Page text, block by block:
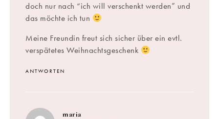
doch nur nach “ich will verschenkt werden” und
das möchte ich tun
Meine Freundin freut sich sicher über ein evtl.
verspätetes Weihnachtsgeschenk
ANTWORTEN
maria